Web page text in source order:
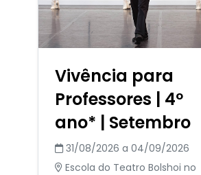
Vivência para
Professores | 4º
ano* | Setembro
31/08/2026 a 04/09/2026
Escola do Teatro Bolshoi no